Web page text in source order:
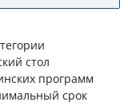
стол
программ
срок